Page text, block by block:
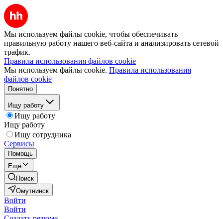
Мы используем файлы cookie, чтобы обеспечивать
правильную работу нашего веб-сайта и анализировать сетевой
трафик.
Правила использования файлов cookie
Мы используем файлы cookie. Правила использования
файлов cookie
Понятно
Ищу работу
Ищу работу
Ищу работу
Ищу сотрудника
Сервисы
Помощь
Ещё
Поиск
Омутнинск
Войти
Войти